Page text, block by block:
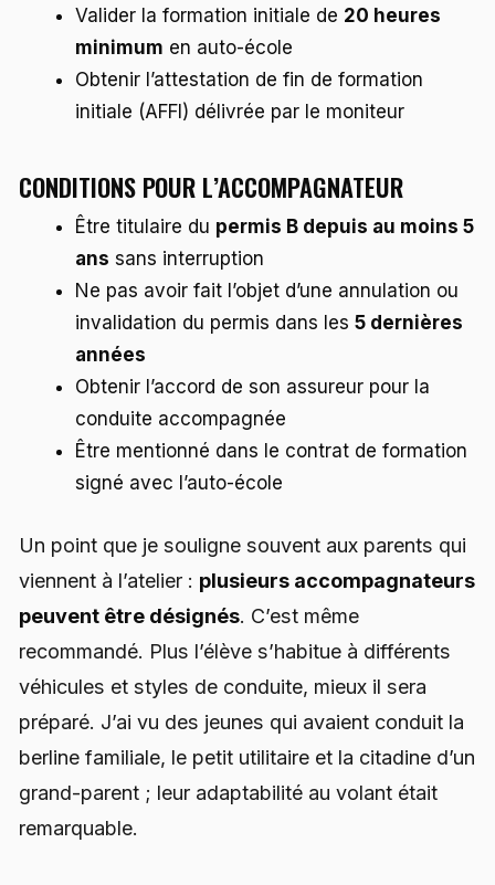
Valider la formation initiale de 20 heures
minimum en auto-école
Obtenir l’attestation de fin de formation
initiale (AFFI) délivrée par le moniteur
CONDITIONS POUR L’ACCOMPAGNATEUR
Être titulaire du permis B depuis au moins 5
ans sans interruption
Ne pas avoir fait l’objet d’une annulation ou
invalidation du permis dans les 5 dernières
années
Obtenir l’accord de son assureur pour la
conduite accompagnée
Être mentionné dans le contrat de formation
signé avec l’auto-école
Un point que je souligne souvent aux parents qui
viennent à l’atelier : plusieurs accompagnateurs
peuvent être désignés. C’est même
recommandé. Plus l’élève s’habitue à différents
véhicules et styles de conduite, mieux il sera
préparé. J’ai vu des jeunes qui avaient conduit la
berline familiale, le petit utilitaire et la citadine d’un
grand-parent ; leur adaptabilité au volant était
remarquable.